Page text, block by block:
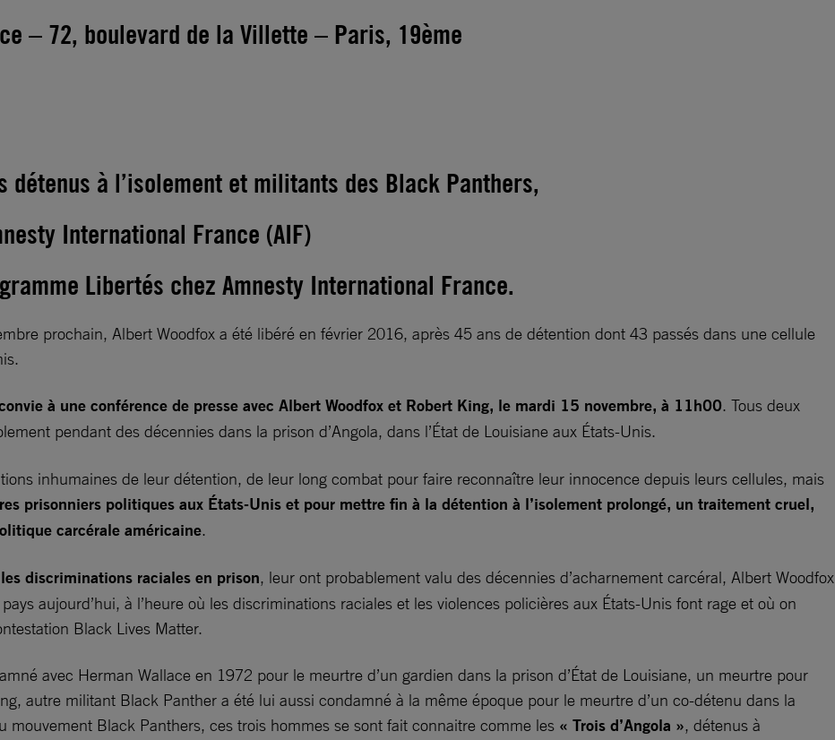
– 72, boulevard de la Villette – Paris, 19ème
détenus à l’isolement et militants des Black Panthers,
International France (AIF)
Libertés chez Amnesty International France.
prochain, Albert Woodfox a été libéré en février 2016, après 45 ans de détention dont 43 passés dans une cellule
à une conférence de presse avec Albert Woodfox et Robert King, le mardi 15 novembre, à 11h00. Tous deux
pendant des décennies dans la prison d’Angola, dans l’État de Louisiane aux États-Unis.
inhumaines de leur détention, de leur long combat pour faire reconnaître leur innocence depuis leurs cellules, mais
prisonniers politiques aux États-Unis et pour mettre fin à la détention à l’isolement prolongé, un traitement cruel,
carcérale américaine.
les discriminations raciales en prison, leur ont probablement valu des décennies d’acharnement carcéral, Albert Woodfox
aujourd’hui, à l’heure où les discriminations raciales et les violences policières aux États-Unis font rage et où on
Black Lives Matter.
avec Herman Wallace en 1972 pour le meurtre d’un gardien dans la prison d’État de Louisiane, un meurtre pour
autre militant Black Panther a été lui aussi condamné à la même époque pour le meurtre d’un co-détenu dans la
Black Panthers, ces trois hommes se sont fait connaitre comme les « Trois d’Angola », détenus à